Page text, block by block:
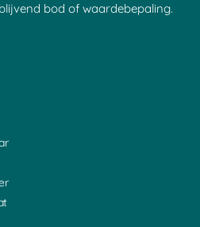
bod of waardebepaling.